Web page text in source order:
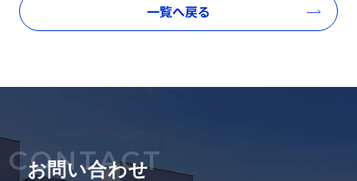
一覧へ戻る
CONTACT
お問い合わせ